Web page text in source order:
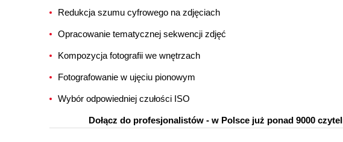
Redukcja szumu cyfrowego na zdjęciach
Opracowanie tematycznej sekwencji zdjęć
Kompozycja fotografii we wnętrzach
Fotografowanie w ujęciu pionowym
Wybór odpowiedniej czułości ISO
Dołącz do profesjonalistów - w Polsce już ponad 9000